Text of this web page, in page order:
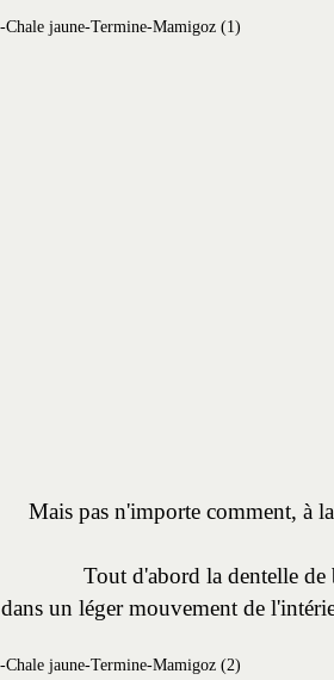
Mais pas n'importe comment, à
Tout d'abord la dentelle de
dans un léger mouvement de